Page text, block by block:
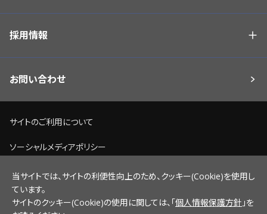
採用情報
お問い合わせ
サイトのご利用について
ソーシャルメディアポリシー
個人情報保護方針
脆弱性情報開示ポリシー
当サイトでは、サイトの利便性向上のため、クッキー(Cookie)を使用し
ています。
サイトのクッキー(Cookie)の使用に関しては、「個人情報保護方針 」を